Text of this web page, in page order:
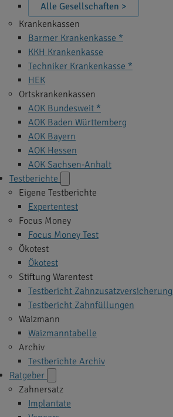
Alle Gesellschaften >
Krankenkassen
Barmer Krankenkasse *
KKH Krankenkasse
Techniker Krankenkasse *
HEK
Ortskrankenkassen
AOK Bundesweit *
AOK Baden Württemberg
AOK Bayern
AOK Hessen
AOK Sachsen-Anhalt
Testberichte
Eigene Testberichte
Expertentest
Focus Money
Focus Money Test
Ökotest
Ökotest
Stiftung Warentest
Testbericht
Testbericht Zahnfüllungen
Waizmann
Waizmanntabelle
Archiv
Testberichte Archiv
Ratgeber
Zahnersatz
Implantate